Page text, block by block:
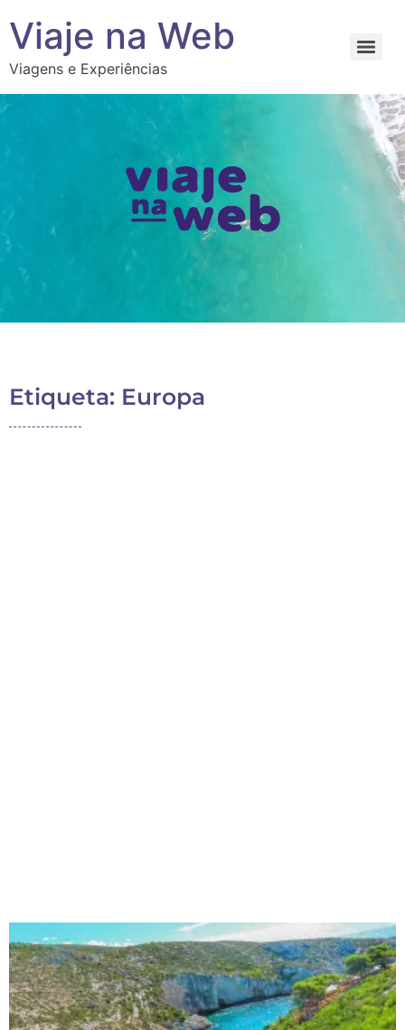
Viaje na Web
Viagens e Experiências
Etiqueta: Europa